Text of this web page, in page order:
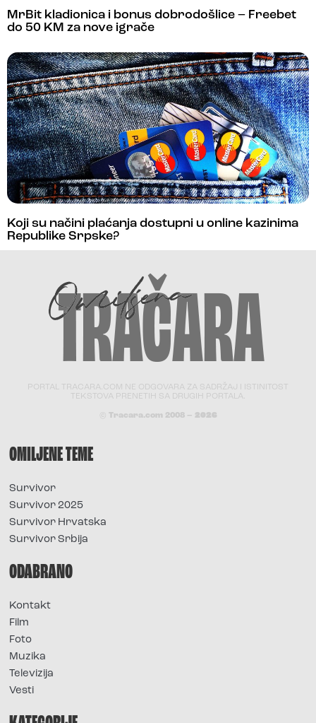
MrBit kladionica i bonus dobrodošlice – Freebet
do 50 KM za nove igrače
Koji su načini plaćanja dostupni u online kazinima
Republike Srpske?
PORTAL TRACARA.COM NE ODGOVARA ZA SADRŽAJ I ISTINITOST
TEKSTOVA PRENETIH SA DRUGIH PORTALA.
© Tracara.com 2008 – 2026
OMILJENE TEME
Survivor
Survivor 2025
Survivor Hrvatska
Survivor Srbija
ODABRANO
Kontakt
Film
Foto
Muzika
Televizija
Vesti